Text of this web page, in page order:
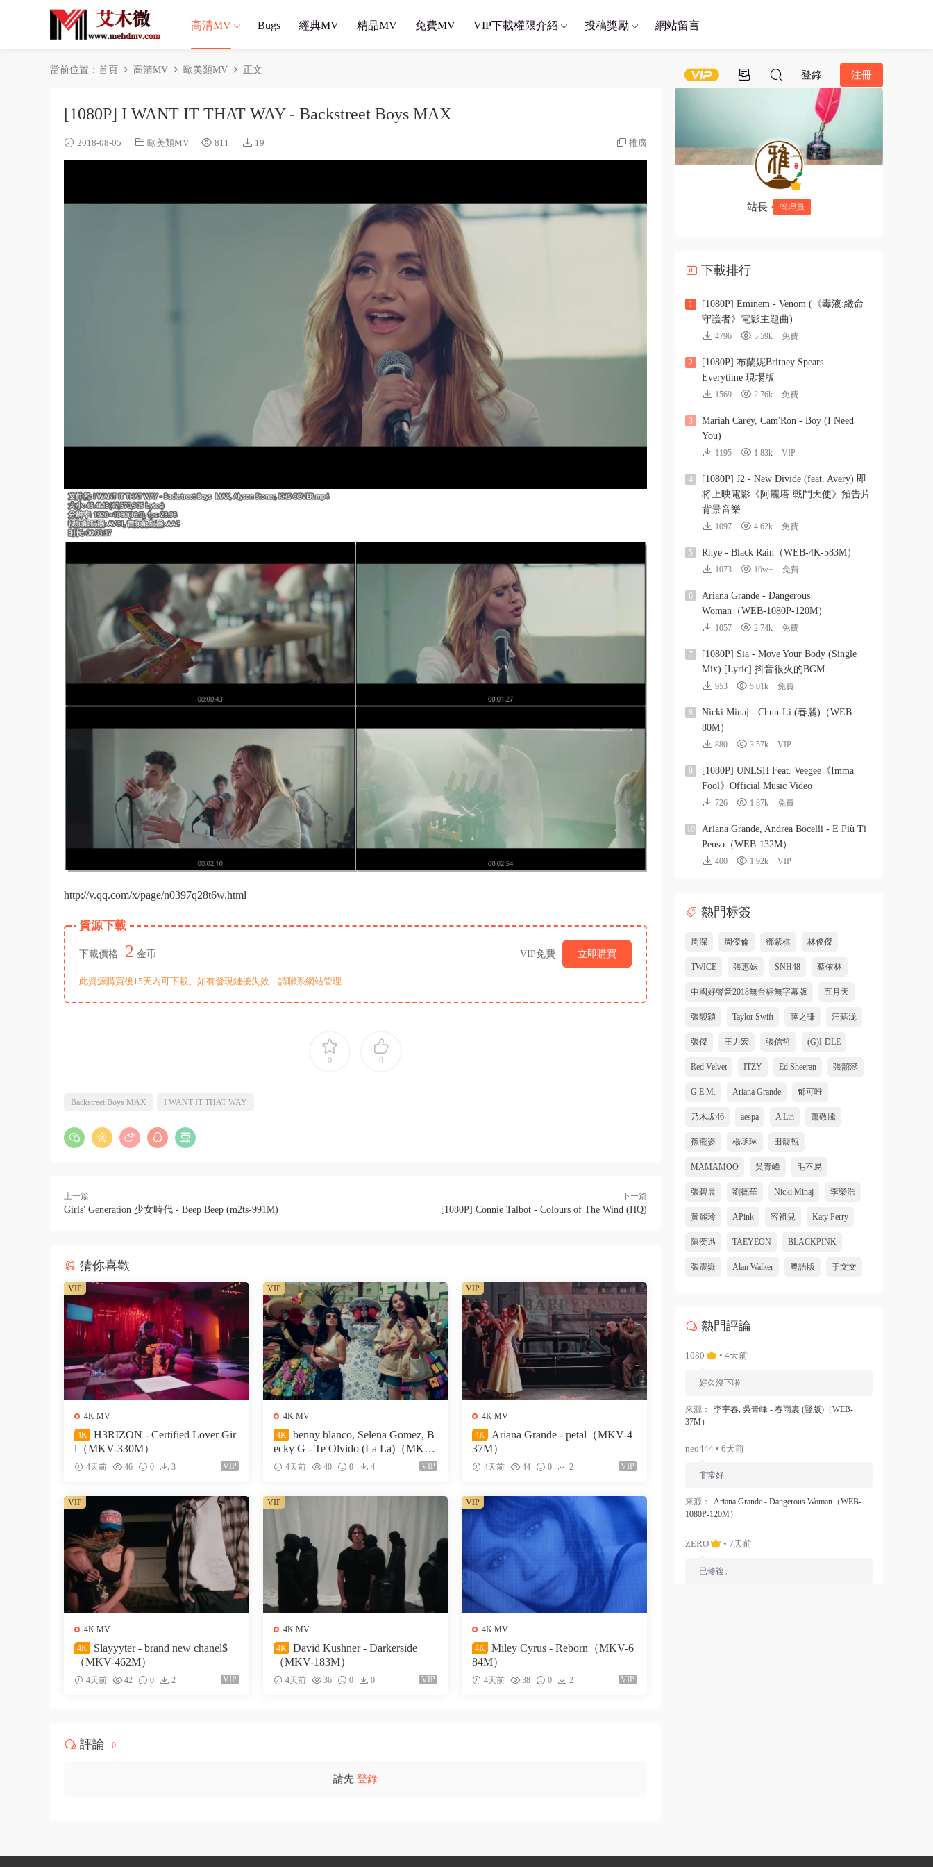
高清MV Bugs 經典MV 精品MV 免費MV VIP下載權限介紹 投稿獎勵 網站留言
登錄 注冊
當前位置： 首頁 高清MV 歐美類MV 正文
[1080P] I WANT IT THAT WAY - Backstreet Boys MAX
2018-08-05 歐美類MV 811 19 推廣
http://v.qq.com/x/page/n0397q28t6w.html
資源下載
下載價格 2 金币 VIP免費 立即購買
此資源購買後15天内可下載。如有發現鏈接失效，請聯系網站管理
0 0
Backstreet Boys MAX I WANT IT THAT WAY
上一篇
Girls' Generation 少女時代 - Beep Beep (m2ts-991M)
下一篇
[1080P] Connie Talbot - Colours of The Wind (HQ)
猜你喜歡
4K MV
4K
H3RIZON - Certified Lover Gir
l（MKV-330M）
4天前 46 0 3 VIP
VIP
4K MV
4K
benny blanco, Selena Gomez, B
ecky G - Te Olvido (La La)（MKV-
327M）
4天前 40 0 4 VIP
VIP
4K MV
4K
Ariana Grande - petal（MKV-4
37M）
4天前 44 0 2 VIP
VIP
4K MV
4K
Slayyyter - brand new chanel$
（MKV-462M）
4天前 42 0 2 VIP
VIP
4K MV
4K
David Kushner - Darkerside
（MKV-183M）
4天前 36 0 0 VIP
VIP
4K MV
4K
Miley Cyrus - Reborn（MKV-6
84M）
4天前 38 0 2 VIP
VIP
評論 0
請先 登錄
站長 管理員
下載排行
1
[1080P] Eminem - Venom (《毒液:緻命
守護者》電影主題曲)
4796 5.59k 免費
2
[1080P] 布蘭妮Britney Spears -
Everytime 現場版
1569 2.76k 免費
3
Mariah Carey, Cam'Ron - Boy (I Need
You)
1195 1.83k VIP
4
[1080P] J2 - New Divide (feat. Avery) 即
将上映電影《阿麗塔-戰鬥天使》預告片
背景音樂
1097 4.62k 免費
5 Rhye - Black Rain（WEB-4K-583M）
1073 10w+ 免費
6
Ariana Grande - Dangerous
Woman（WEB-1080P-120M）
1057 2.74k 免費
7
[1080P] Sia - Move Your Body (Single
Mix) [Lyric] 抖音很火的BGM
953 5.01k 免費
8
Nicki Minaj - Chun-Li (春麗)（WEB-
80M）
880 3.57k VIP
9
[1080P] UNLSH Feat. Veegee《Imma
Fool》Official Music Video
726 1.87k 免費
10
Ariana Grande, Andrea Bocelli - E Più Ti
Penso（WEB-132M）
400 1.92k VIP
熱門标簽
周深 周傑倫 鄧紫棋 林俊傑
TWICE 張惠妹 SNH48 蔡依林
中國好聲音2018無台标無字幕版 五月天
張靓穎 Taylor Swift 薛之謙 汪蘇泷
張傑 王力宏 張信哲 (G)I-DLE
Red Velvet ITZY Ed Sheeran 張韶涵
G.E.M. Ariana Grande 郁可唯
乃木坂46 aespa A Lin 蕭敬騰
孫燕姿 楊丞琳 田馥甄
MAMAMOO 吳青峰 毛不易
張碧晨 劉德華 Nicki Minaj 李榮浩
黃麗玲 APink 容祖兒 Katy Perry
陳奕迅 TAEYEON BLACKPINK
張震嶽 Alan Walker 粵語版 于文文
熱門評論
1080 • 4天前
好久沒下啦
來源：
李宇春, 吳青峰 - 春雨裏 (豎版)（WEB-
37M）
neo444 • 6天前
非常好
來源：
Ariana Grande - Dangerous Woman（WEB-
1080P-120M）
ZERO • 7天前
已修複。